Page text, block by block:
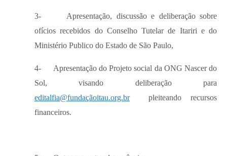
3-
Apresentação, discussão e deliberação sobre
ofícios recebidos do Conselho Tutelar de Itariri e do
Ministério Publico do Estado de São Paulo,
4-
Apresentação do Projeto social da ONG Nascer do
Sol, visando deliberação para
editalfia@fundaçãoitau.org.br
pleiteando recursos
financeiros.